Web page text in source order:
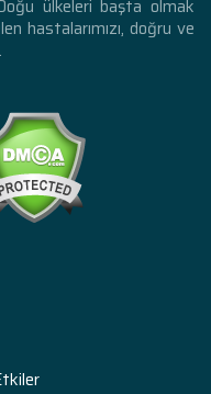
ülkeleri başta olmak
hastalarımızı, doğru ve